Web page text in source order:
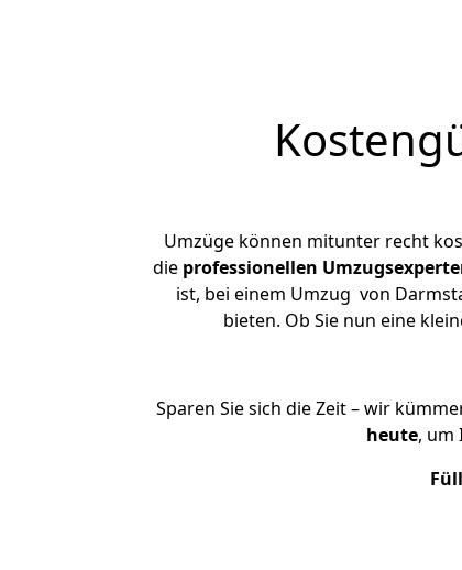
Umzüge können mitunter recht
die professionellen
ist, bei einem Umzug von
bieten. Ob Sie nun eine
Sparen Sie sich die Zeit – wir
heute, um